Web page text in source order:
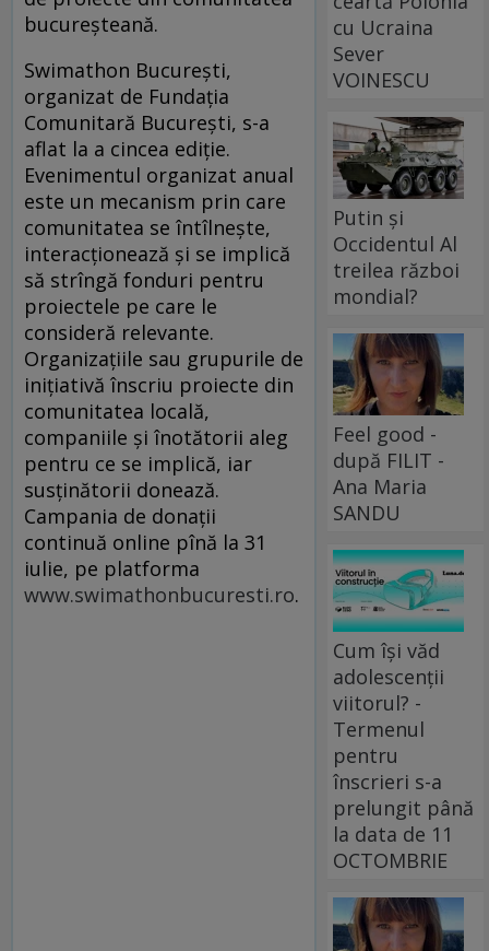
bucureşteană.
Swimathon București,
organizat de Fundația
Comunitară București, s-a
aflat la a cincea ediție.
Evenimentul organizat anual
este un mecanism prin care
comunitatea se întîlneşte,
interacţionează şi se implică
să strîngă fonduri pentru
proiectele pe care le
consideră relevante.
Organizaţiile sau grupurile de
iniţiativă înscriu proiecte din
comunitatea locală,
companiile şi înotătorii aleg
pentru ce se implică, iar
susţinătorii donează.
Campania de donații
continuă online pînă la 31
iulie, pe platforma
www.swimathonbucuresti.ro.
cu Ucraina
Sever
VOINESCU
Putin și
Occidentul Al
treilea război
mondial?
Feel good -
după FILIT -
Ana Maria
SANDU
Cum își văd
adolescenții
viitorul? -
Termenul
pentru
înscrieri s-a
prelungit până
la data de 11
OCTOMBRIE